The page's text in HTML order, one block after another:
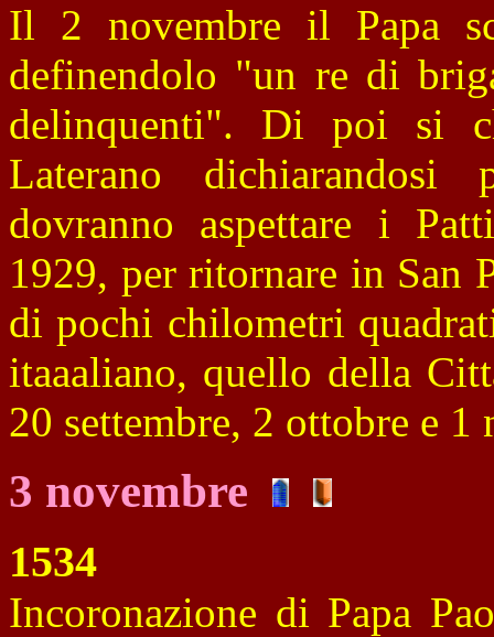
Il 2 novembre il Papa
definendolo "un re di
delinquenti". Di poi si
Laterano
dovranno aspettare i
1929, per ritornare in San
di pochi chilometri
itaaaliano, quello della
20 settembre, 2 ottobre e 1
3 novembre
1534
Incoronazione di Papa